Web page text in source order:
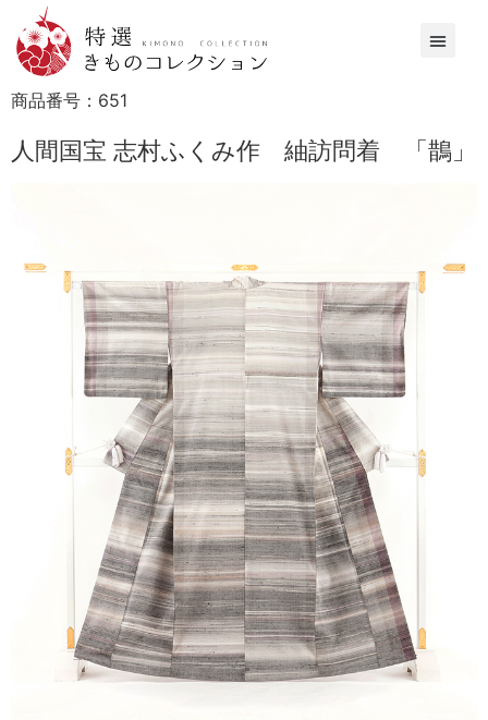
商品番号： 651
人間国宝 志村ふくみ作 紬訪問着 「鵲」